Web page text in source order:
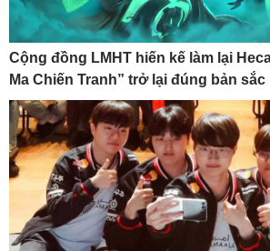
Cộng đồng LMHT hiến kế làm lại
Ma Chiến Tranh” trở lại đúng bản sắc